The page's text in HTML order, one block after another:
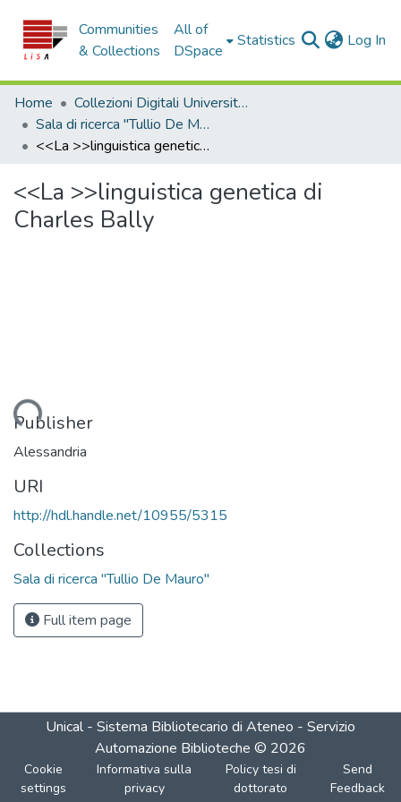
Communities
& Collections
All of
DSpace
Statistics Log In
Home
Collezioni Digitali Università della Calabria
Sala di ricerca "Tullio De Mauro"
<<La >>linguistica genetica di Charles Bally
<<La >>linguistica genetica di
Charles Bally
Loading...
Publisher
Alessandria
URI
http://hdl.handle.net/10955/5315
Collections
Sala di ricerca "Tullio De Mauro"
Full item page
Unical - Sistema Bibliotecario di Ateneo - Servizio
Automazione Biblioteche © 2026
Cookie
settings
Informativa sulla
privacy
Policy tesi di
dottorato
Send
Feedback